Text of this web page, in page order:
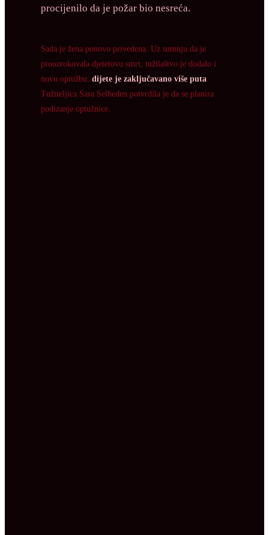
procijenilo da je požar bio nesreća.
Sada je žena ponovo privedena. Uz sumnju da je
prouzrokovala djetetovu smrt, tužilaštvo je dodalo i
novu optužbu: dijete je zaključavano više puta
Tužiteljica Sara Selheden potvrdila je da se planira
podizanje optužnice.